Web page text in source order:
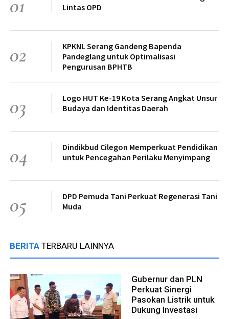
01
Lintas OPD
02
KPKNL Serang Gandeng Bapenda
Pandeglang untuk Optimalisasi
Pengurusan BPHTB
03
Logo HUT Ke-19 Kota Serang Angkat Unsur
Budaya dan Identitas Daerah
04
Dindikbud Cilegon Memperkuat Pendidikan
untuk Pencegahan Perilaku Menyimpang
05
DPD Pemuda Tani Perkuat Regenerasi Tani
Muda
BERITA TERBARU LAINNYA
Gubernur dan PLN
Perkuat Sinergi
Pasokan Listrik untuk
Dukung Investasi